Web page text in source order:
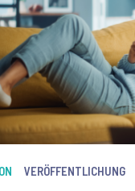
VERÖFFENTLICHUNG